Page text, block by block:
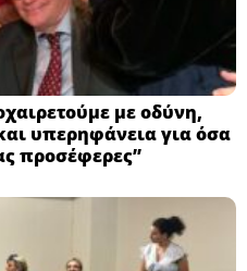
με οδύνη,
υπερηφάνεια για όσα
προσέφερες”